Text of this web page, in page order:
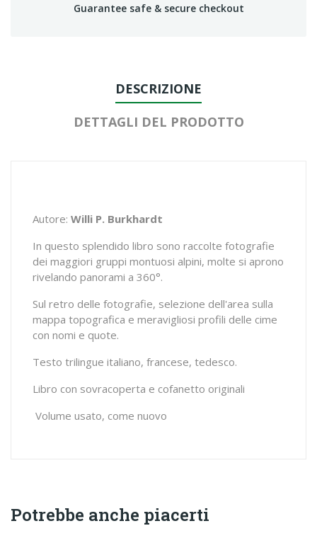
Guarantee safe & secure checkout
DESCRIZIONE
DETTAGLI DEL PRODOTTO
Autore: Willi P. Burkhardt
In questo splendido libro sono raccolte fotografie
dei maggiori gruppi montuosi alpini, molte si aprono
rivelando panorami a 360°.
Sul retro delle fotografie, selezione dell'area sulla
mappa topografica e meravigliosi profili delle cime
con nomi e quote.
Testo trilingue italiano, francese, tedesco.
Libro con sovracoperta e cofanetto originali
Volume usato, come nuovo
Potrebbe anche piacerti